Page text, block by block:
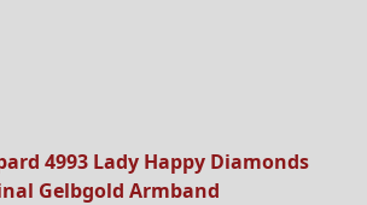
4993 Lady Happy Diamonds
Gelbgold Armband